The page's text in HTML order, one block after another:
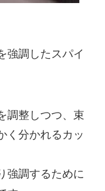
強調したスパイ
調整しつつ、束
く分かれるカッ
強調するために